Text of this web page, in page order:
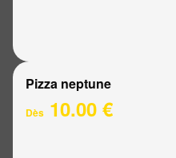
Pizza neptune
Dès 10.00 €